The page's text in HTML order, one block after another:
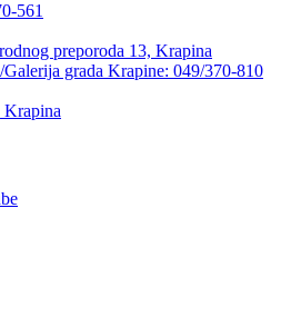
561
preporoda 13, Krapina
grada Krapine: 049/370-810
Krapina